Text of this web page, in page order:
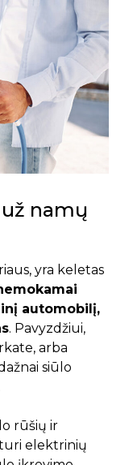
namų
yra keletas
automobilį,
. Pavyzdžiui,
arba
siūlo
rūšių ir
elektrinių